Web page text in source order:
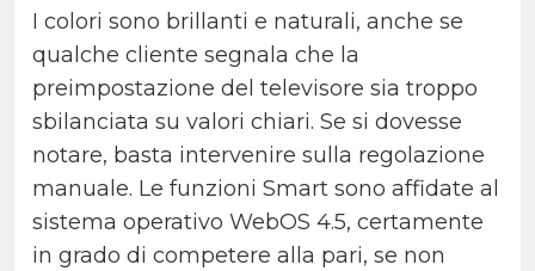
I colori sono brillanti e naturali, anche se
qualche cliente segnala che la
preimpostazione del televisore sia troppo
sbilanciata su valori chiari. Se si dovesse
notare, basta intervenire sulla regolazione
manuale. Le funzioni Smart sono affidate al
sistema operativo WebOS 4.5, certamente
in grado di competere alla pari, se non